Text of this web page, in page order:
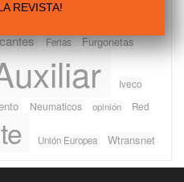
Ferias Furgonetas
Iveco
Neumaticos opinión Red
Unión Europea Wtransnet
REVISTA!